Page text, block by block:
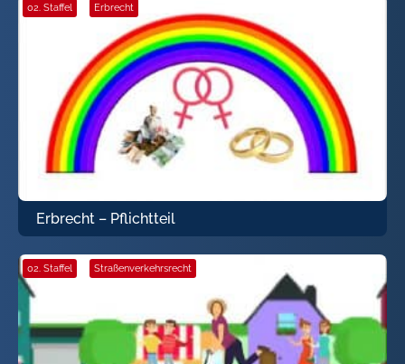
02. Staffel Erbrecht
Erbrecht – Pflichtteil
02. Staffel Straßenverkehrsrecht